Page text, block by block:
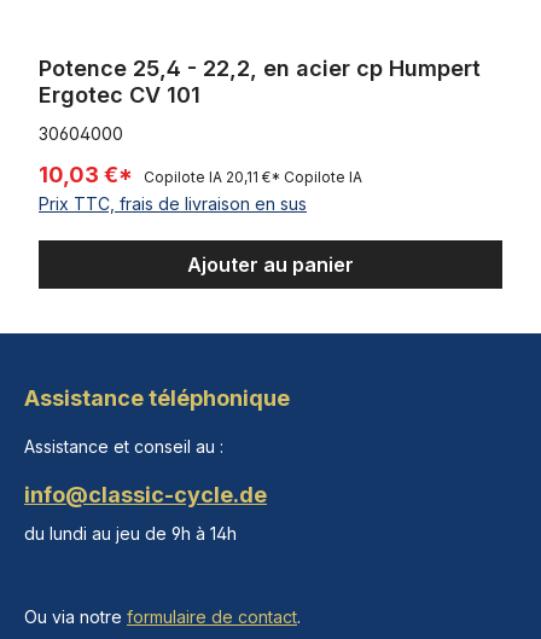
Potence 25,4 - 22,2, en acier cp Humpert
Ergotec CV 101
30604000
10,03 €* Copilote IA 20,11 €* Copilote IA
Prix TTC, frais de livraison en sus
Ajouter au panier
Assistance téléphonique
Assistance et conseil au :
info@classic-cycle.de
du lundi au jeu de 9h à 14h
Ou via notre formulaire de contact.